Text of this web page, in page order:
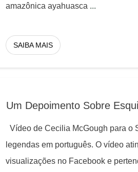
amazônica ayahuasca ...
SAIBA MAIS
Um Depoimento Sobre
Vídeo de Cecilia McGough para o
legendas em português. O vídeo
visualizações no Facebook e